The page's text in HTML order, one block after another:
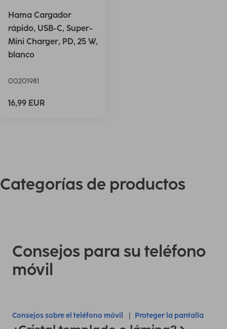
Hama Cargador
rápido, USB-C, Super-
Mini Charger, PD, 25 W,
blanco
00201981
16,99 EUR
Categorías de productos
Consejos para su teléfono
móvil
Consejos sobre el teléfono móvil Proteger la pantalla